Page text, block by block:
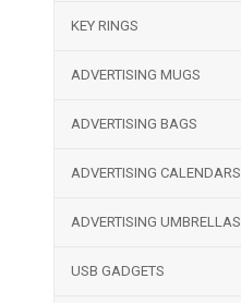
KEY RINGS
ADVERTISING MUGS
ADVERTISING BAGS
ADVERTISING CALENDARS
ADVERTISING UMBRELLAS
USB GADGETS